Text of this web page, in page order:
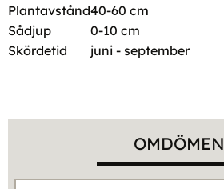
Plantavstånd40-60 cm
Sådjup
0-10 cm
Skördetid
juni - september
OMDÖMEN